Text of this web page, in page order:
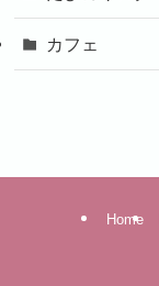
カフェ
Home